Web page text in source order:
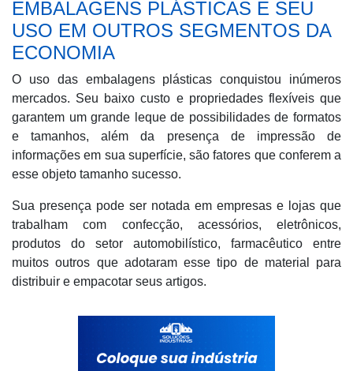
EMBALAGENS PLÁSTICAS E SEU
USO EM OUTROS SEGMENTOS DA
ECONOMIA
O uso das embalagens plásticas conquistou inúmeros
mercados. Seu baixo custo e propriedades flexíveis que
garantem um grande leque de possibilidades de formatos
e tamanhos, além da presença de impressão de
informações em sua superfície, são fatores que conferem a
esse objeto tamanho sucesso.
Sua presença pode ser notada em empresas e lojas que
trabalham com confecção, acessórios, eletrônicos,
produtos do setor automobilístico, farmacêutico entre
muitos outros que adotaram esse tipo de material para
distribuir e empacotar seus artigos.